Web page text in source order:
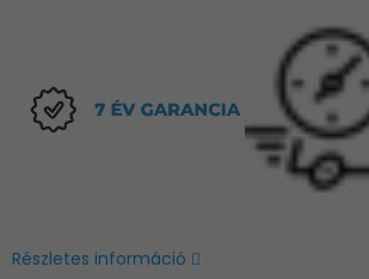
Részletes információ